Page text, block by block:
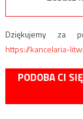
Dziękujemy za
https://kancelaria-
PODOBA CI